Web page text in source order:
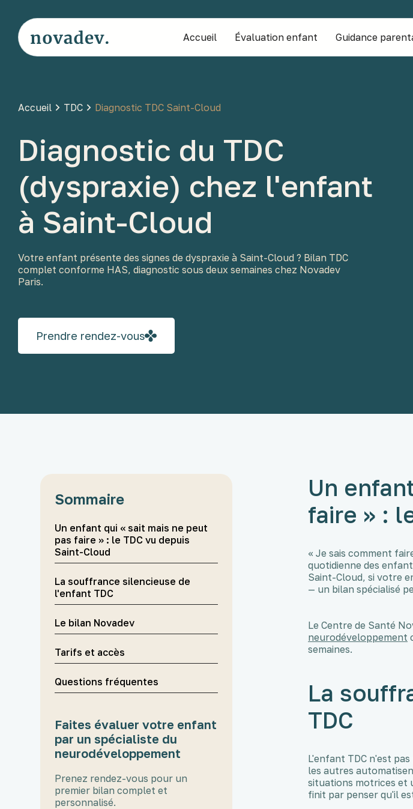
Accueil Évaluation enfant Guidance
Accueil TDC Diagnostic TDC Saint-Cloud
Diagnostic du TDC
(dyspraxie) chez l'enfant
à Saint-Cloud
Votre enfant présente des signes de dyspraxie à Saint-Cloud ? Bilan TDC
complet conforme HAS, diagnostic sous deux semaines chez Novadev
Paris.
Prendre rendez-vous
Sommaire
Un enfant qui « sait mais ne peut
pas faire » : le TDC vu depuis
Saint-Cloud
La souffrance silencieuse de
l'enfant TDC
Le bilan Novadev
Tarifs et accès
Questions fréquentes
Faites évaluer votre enfant
par un spécialiste du
neurodéveloppement
Prenez rendez-vous pour un
premier bilan complet et
personnalisé.
Un
faire » :
« Je sais comment
quotidienne des
Saint-Cloud, si votre
— un bilan spécialisé
Le Centre de Santé
neurodéveloppement
semaines.
La
TDC
L'enfant TDC n'est
les autres
situations motrices et
finit par penser qu'il